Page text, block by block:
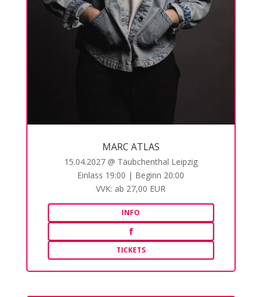
MARC ATLAS
15.04.2027 @ Täubchenthal Leipzig
Einlass 19:00 | Beginn 20:00
VVK: ab 27,00 EUR
INFO
f
TICKETS